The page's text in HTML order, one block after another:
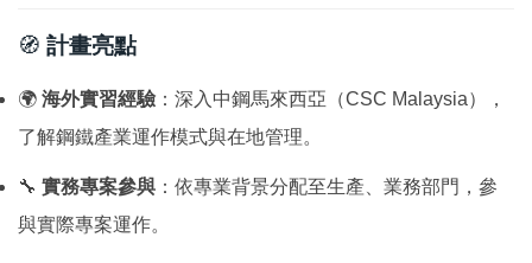
🧭 計畫亮點
🌍 海外實習經驗 ：深入中鋼馬來西亞（CSC Malaysia），
了解鋼鐵產業運作模式與在地管理。
🔧 實務專案參與 ：依專業背景分配至生產、業務部門，參
與實際專案運作。